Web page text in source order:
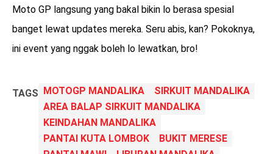
Moto GP langsung yang bakal bikin lo berasa spesial
banget lewat updates mereka. Seru abis, kan? Pokoknya,
ini event yang nggak boleh lo lewatkan, bro!
TAGS MOTOGP MANDALIKA
SIRKUIT MANDALIKA
AREA BALAP SIRKUIT MANDALIKA
KEINDAHAN MANDALIKA
PANTAI KUTA LOMBOK
BUKIT MERESE